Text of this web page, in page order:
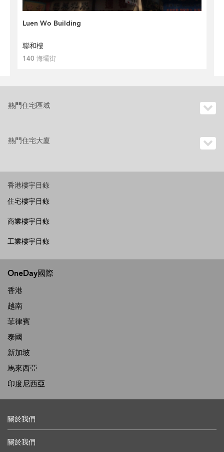
Luen Wo Building
聯和樓
140 海壩街
熱門住宅區域
熱門住宅大廈
香港樓宇目錄
住宅樓宇目錄
商業樓宇目錄
工業樓宇目錄
OneDay國際
香港
越南
菲律賓
泰國
新加坡
馬來西亞
印度尼西亞
關於我們
關於我們